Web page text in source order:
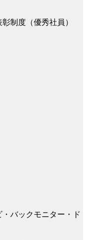
制度（優秀社員）
バックモニター・ド